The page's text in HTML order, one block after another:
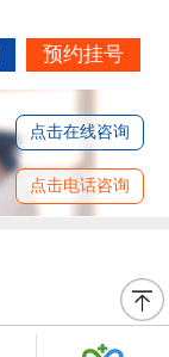
预约挂号
点击在线咨询
点击电话咨询